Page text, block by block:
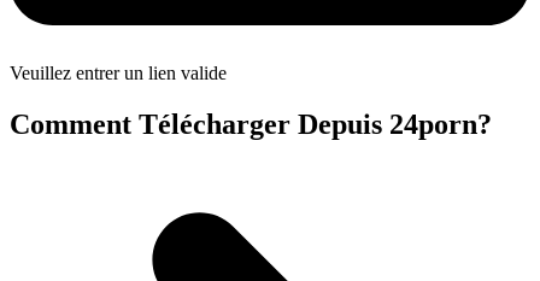
Veuillez entrer un lien valide
Comment Télécharger Depuis 24porn?